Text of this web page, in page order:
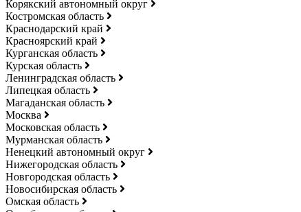
Корякский автономный округ
Костромская область
Краснодарский край
Красноярский край
Курганская область
Курская область
Ленинградская область
Липецкая область
Магаданская область
Москва
Московская область
Мурманская область
Ненецкий автономный округ
Нижегородская область
Новгородская область
Новосибирская область
Омская область